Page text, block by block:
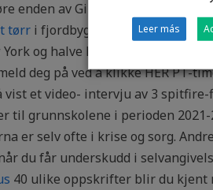
enden av Giljastølsvatnet, vel
tørri fjordbygdene. Vi startet i
og halve New Jersey. Fæhn
deg på ved å klikke HER PT-
vist et video- intervju av 3
til grunnskolene i perioden
er selv ofte i krise og sorg.
du får underskudd i
40 ulike oppskrifter blir du kjent
Leer más